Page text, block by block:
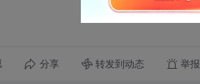
分享 转发到动态 举报